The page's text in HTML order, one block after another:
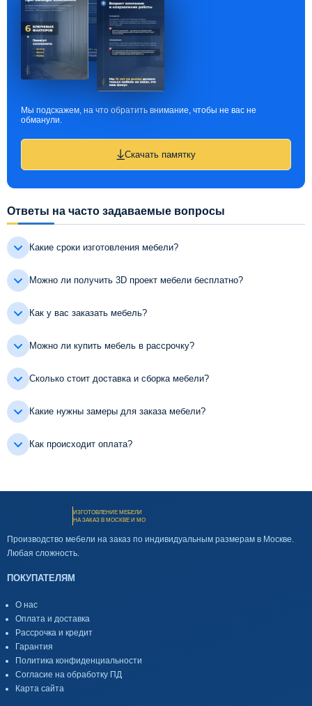
Мы подскажем, на что обратить внимание, чтобы не вас не
обманули.
Скачать памятку
Ответы на часто задаваемые вопросы
Какие сроки изготовления мебели?
Можно ли получить 3D проект мебели бесплатно?
Как у вас заказать мебель?
Можно ли купить мебель в рассрочку?
Сколько стоит доставка и сборка мебели?
Какие нужны замеры для заказа мебели?
Как происходит оплата?
ИЗГОТОВЛЕНИЕ МЕБЕЛИ
НА ЗАКАЗ В МОСКВЕ И МО
Производство мебели на заказ по индивидуальным размерам в Москве.
Любая сложность.
ПОКУПАТЕЛЯМ
О нас
Оплата и доставка
Рассрочка и кредит
Гарантия
Политика конфиденциальности
Согласие на обработку ПД
Карта сайта